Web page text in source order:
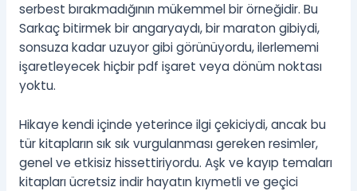
serbest bırakmadığının mükemmel bir örneğidir. Bu
Sarkaç bitirmek bir angaryaydı, bir maraton gibiydi,
sonsuza kadar uzuyor gibi görünüyordu, ilerlememi
işaretleyecek hiçbir pdf işaret veya dönüm noktası
yoktu.
Hikaye kendi içinde yeterince ilgi çekiciydi, ancak bu
tür kitapların sık sık vurgulanması gereken resimler,
genel ve etkisiz hissettiriyordu. Aşk ve kayıp temaları
kitapları ücretsiz indir hayatın kıymetli ve geçici